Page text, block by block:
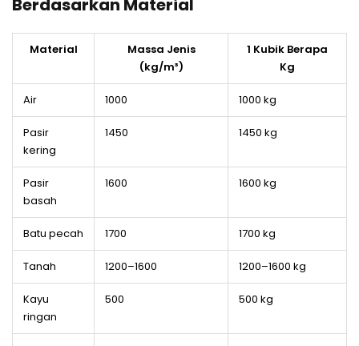
Material
Massa Jenis
(kg/m³)
1 Kubik Berapa
Kg
Air 1000 1000 kg
Pasir
kering
1450 1450 kg
Pasir
basah
1600 1600 kg
Batu pecah 1700 1700 kg
Tanah 1200–1600 1200–1600 kg
Kayu
ringan
500 500 kg